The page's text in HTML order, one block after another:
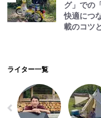
グ」での
快適につ
載のコツ
ライター一覧